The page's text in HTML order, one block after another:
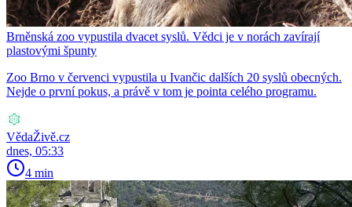
Brněnská zoo vypustila dvacet syslů. Vědci je v norách zavírají
plastovými špunty
Zoo Brno v červenci vypustila u Ivančic dalších 20 syslů obecných.
Nejde o první pokus, a právě v tom je pointa celého programu.
VědaŽivě.cz
dnes, 05:33
4 min